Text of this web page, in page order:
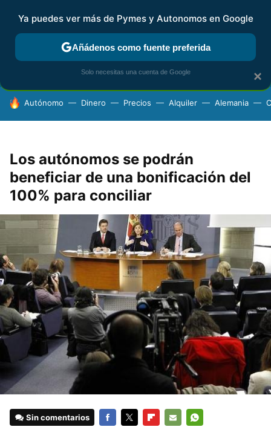
FISCALIDAD Y CONTABILIDAD KIT DIGITAL RENTA
HOY SE HABLA DE
Autónomo Dinero Precios Alquiler Alemania
Los autónomos se podrán
beneficiar de una bonificación del
100% para conciliar
Sin comentarios
×
Ya puedes ver más de Pymes y Autonomos en Google
Añádenos como fuente preferida
Solo necesitas una cuenta de Google